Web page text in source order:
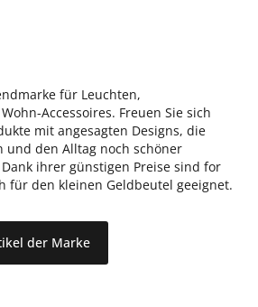
für Leuchten,
Accessoires. Freuen Sie sich
mit angesagten Designs, die
und den Alltag noch schöner
ihrer günstigen Preise sind for
für den kleinen Geldbeutel geeignet.
der Marke